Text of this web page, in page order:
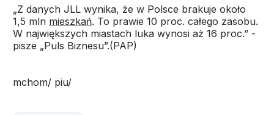
„Z danych JLL wynika, że w Polsce brakuje około
1,5 mln mieszkań. To prawie 10 proc. całego zasobu.
W największych miastach luka wynosi aż 16 proc.” -
pisze „Puls Biznesu”.(PAP)
mchom/ piu/